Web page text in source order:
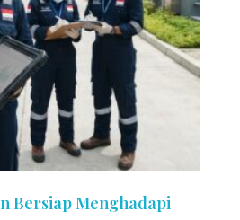
Bersiap Menghadapi